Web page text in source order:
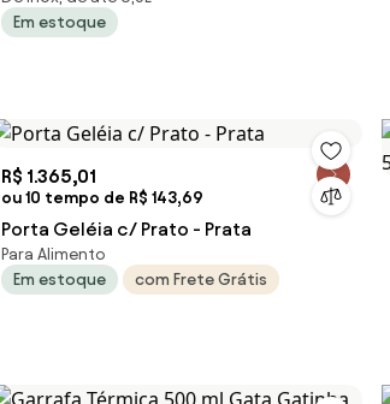
Vermelho
Em estoque
R$ 1.365,01
ou 10 tempo de R$ 143,69
Porta Geléia c/ Prato - Prata
Para Alimento
Em estoque
com Frete Grátis